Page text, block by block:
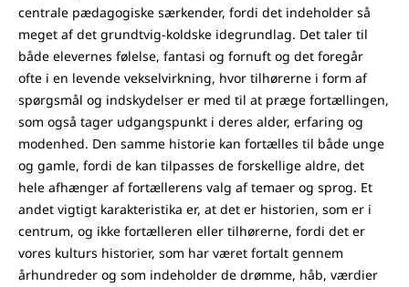
centrale pædagogiske særkender, fordi det indeholder så
meget af det grundtvig-koldske idegrundlag. Det taler til
både elevernes følelse, fantasi og fornuft og det foregår
ofte i en levende vekselvirkning, hvor tilhørerne i form af
spørgsmål og indskydelser er med til at præge fortællingen,
som også tager udgangspunkt i deres alder, erfaring og
modenhed. Den samme historie kan fortælles til både unge
og gamle, fordi de kan tilpasses de forskellige aldre, det
hele afhænger af fortællerens valg af temaer og sprog. Et
andet vigtigt karakteristika er, at det er historien, som er i
centrum, og ikke fortælleren eller tilhørerne, fordi det er
vores kulturs historier, som har været fortalt gennem
århundreder og som indeholder de drømme, håb, værdier